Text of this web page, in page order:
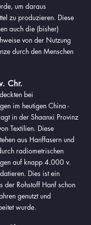
um daraus
zu produzieren. Diese
auch die (bisher)
von der Nutzung
durch den Menschen
Chr.
bei
im heutigen China -
in der Shaanxi Provinz
Textilien. Diese
aus Hanffasern und
radiometrischen
auf knapp 4.000 v.
Dies ist ein
der Rohstoff Hanf schon
genutzt und
wurde.